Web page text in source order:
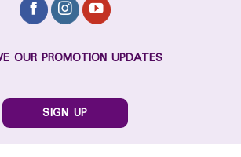
OUR PROMOTION UPDATES
SIGN UP